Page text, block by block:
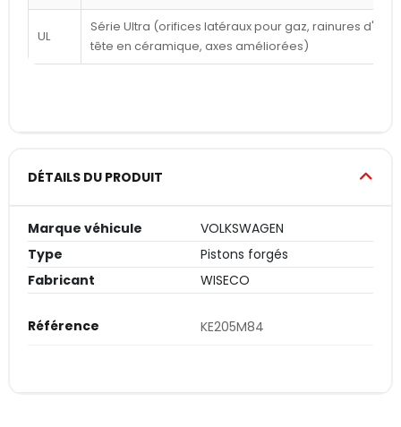
UL
Série Ultra (orifices latéraux pour gaz, rainures
tête en céramique, axes améliorées)
DÉTAILS DU PRODUIT
Marque véhicule
VOLKSWAGEN
Type
Pistons forgés
Fabricant
WISECO
Référence KE205M84